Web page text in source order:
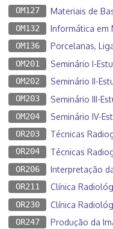
OM127 Materiais de
OM132 Informática em
OM136 Porcelanas, Ligas
OM201 Seminário I-
OM202 Seminário II-
OM203 Seminário III-
OM204 Seminário IV-
OR203 Técnicas
OR204 Técnicas
OR206 Interpretação das
OR211 Clínica
OR230 Clínica
OR247 Produção da